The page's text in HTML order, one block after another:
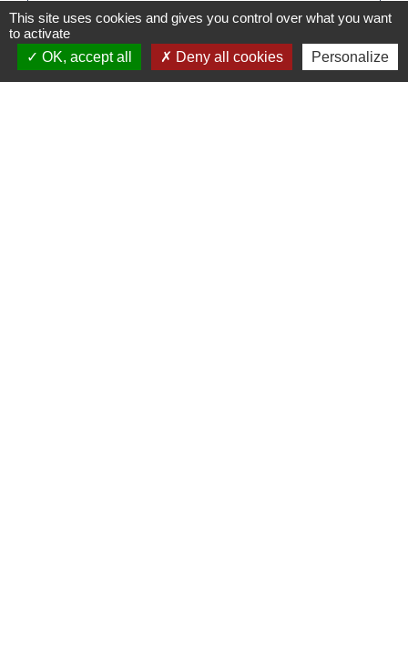
Signaler une erreur sur cette page
This site uses cookies and gives you control over what you want
to activate
OK, accept all
Deny all cookies Personalize